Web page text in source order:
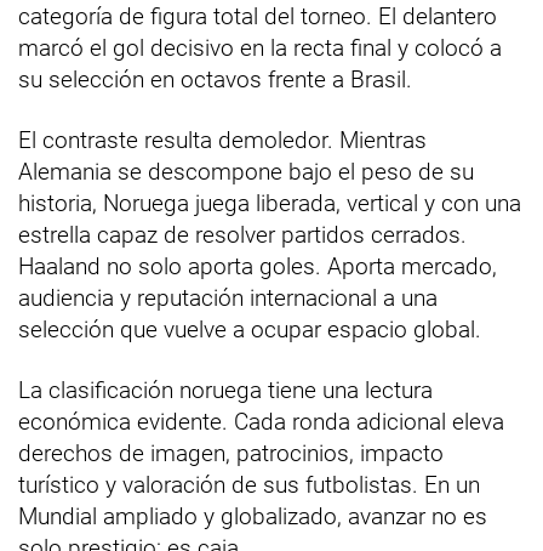
categoría de figura total del torneo. El delantero
marcó el gol decisivo en la recta final y colocó a
su selección en octavos frente a Brasil.
El contraste resulta demoledor. Mientras
Alemania se descompone bajo el peso de su
historia, Noruega juega liberada, vertical y con una
estrella capaz de resolver partidos cerrados.
Haaland no solo aporta goles. Aporta mercado,
audiencia y reputación internacional a una
selección que vuelve a ocupar espacio global.
La clasificación noruega tiene una lectura
económica evidente. Cada ronda adicional eleva
derechos de imagen, patrocinios, impacto
turístico y valoración de sus futbolistas. En un
Mundial ampliado y globalizado, avanzar no es